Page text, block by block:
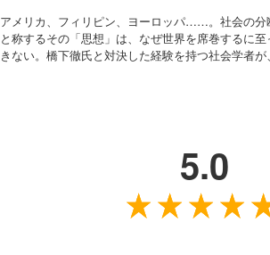
アメリカ、フィリピン、ヨーロッパ……。社会の分
と称するその「思想」は、なぜ世界を席巻するに
きない。橋下徹氏と対決した経験を持つ社会学者
5.0